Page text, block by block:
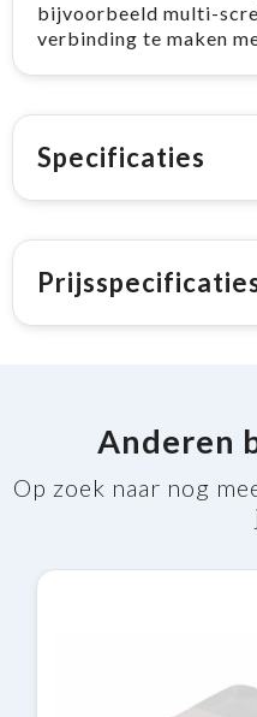
bijvoorbeeld multi-
verbinding te maken
Specificaties
Anderen
Op zoek naar nog